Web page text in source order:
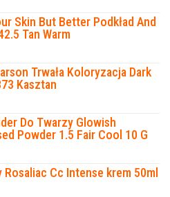
Skin But Better Podkład And
Tan Warm
Trwała Koloryzacja Dark
Kasztan
Do Twarzy Glowish
Powder 1.5 Fair Cool 10 G
Rosaliac Cc Intense krem 50ml